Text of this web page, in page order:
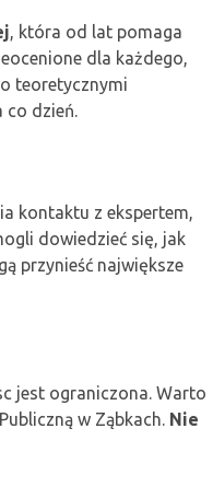
, która od lat pomaga
dla każdego,
teoretycznymi
dzień.
kontaktu z ekspertem,
dowiedzieć się, jak
przynieść największe
jest ograniczona. Warto
w Ząbkach. Nie